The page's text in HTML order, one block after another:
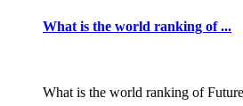
What is the world ranking of ...
What is the world ranking of